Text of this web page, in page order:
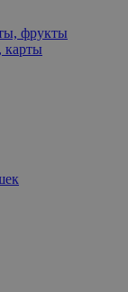
фрукты
карты